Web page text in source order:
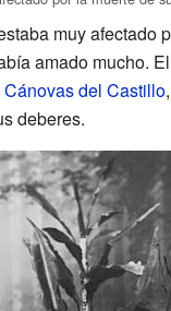
muy afectado
amado mucho.
del Castillo
deberes.